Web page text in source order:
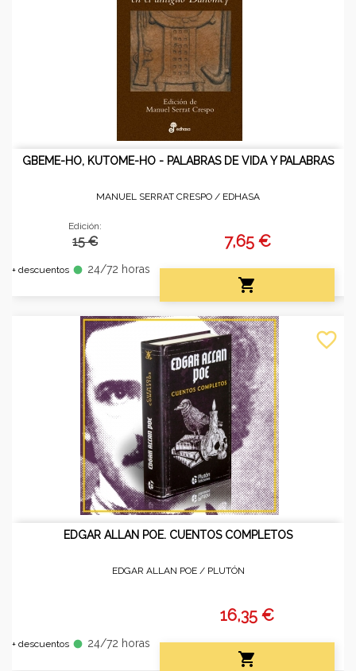
GBEME-HO, KUTOME-HO - PALABRAS DE VIDA Y PALABRAS
MANUEL SERRAT CRESPO / EDHASA
Edición:
15 €
+ descuentos fiber_manual_record 24/72 horas
7,65 €

EDGAR ALLAN POE. CUENTOS COMPLETOS
EDGAR ALLAN POE / PLUTÓN
+ descuentos fiber_manual_record 24/72 horas
16,35 €

favorite_border